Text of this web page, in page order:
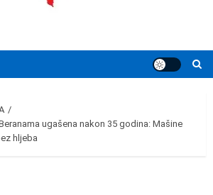
ugašena nakon 35 godina: Mašine
hljeba